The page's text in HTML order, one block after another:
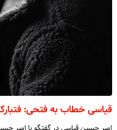
قیاسی خطاب به فتحی:
امیر حسین قیاسی در گفتگو با امیر